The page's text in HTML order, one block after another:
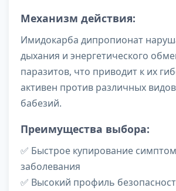
Механизм действия:
Имидокарба дипропионат
дыхания и энергетического
паразитов, что приводит к их
активен против различных
бабезий.
Преимущества выбора:
✅ Быстрое купирование
заболевания
✅ Высокий профиль